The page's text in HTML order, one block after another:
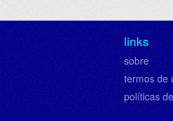
links
sobre
termos de
políticas